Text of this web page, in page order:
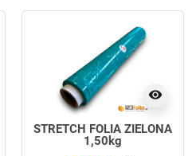
visibility
STRETCH FOLIA ZIELONA
1,50kg